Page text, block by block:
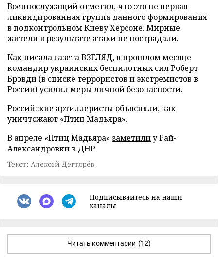
Военнослужащий отметил, что это не первая
ликвидированная группа данного формирования
в подконтрольном Киеву Херсоне. Мирные
жители в результате атаки не пострадали.
Как писала газета ВЗГЛЯД, в прошлом месяце
командир украинских беспилотных сил Роберт
Бровди (в списке террористов и экстремистов в
России)усилилмеры личной безопасности.
Российские артиллеристы объясняли, как
уничтожают «Птиц Мадьяра».
В апреле «Птиц Мадьяра» заметилиу Рай-
Александровки в ДНР.
Текст: Алексей Дегтярёв
Подписывайтесь на наши
каналы
Читать комментарии (12)